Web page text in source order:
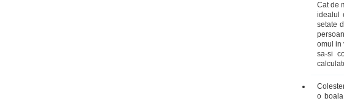
Cat de
idealul
setate
omul in
sa-si
o